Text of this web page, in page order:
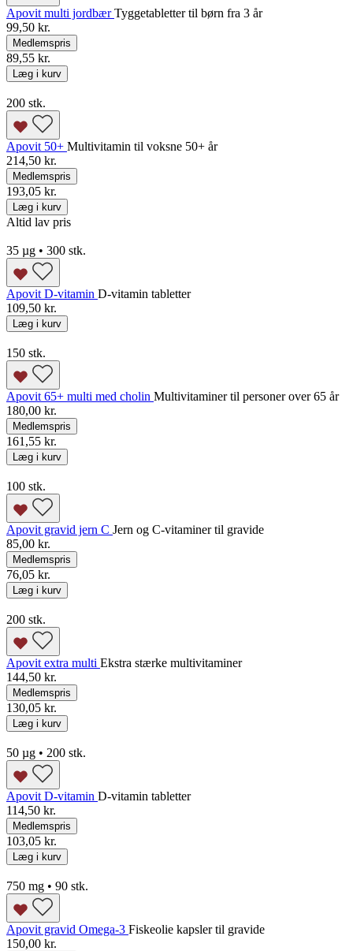
Apovit multi jordbærTyggetabletter til børn fra 3 år
99,50 kr.
Medlemspris
89,55 kr.
Læg i kurv
200 stk.
Apovit 50+ Multivitamin til voksne 50+ år
214,50 kr.
Medlemspris
193,05 kr.
Læg i kurv
Altid lav pris
35 µg • 300 stk.
Apovit D-vitamin D-vitamin tabletter
109,50 kr.
Læg i kurv
150 stk.
Apovit 65+ multi med cholin Multivitaminer til personer over 65 år
180,00 kr.
Medlemspris
161,55 kr.
Læg i kurv
100 stk.
Apovit gravid jern C Jern og C-vitaminer til gravide
85,00 kr.
Medlemspris
76,05 kr.
Læg i kurv
200 stk.
Apovit extra multi Ekstra stærke multivitaminer
144,50 kr.
Medlemspris
130,05 kr.
Læg i kurv
50 µg • 200 stk.
Apovit D-vitamin D-vitamin tabletter
114,50 kr.
Medlemspris
103,05 kr.
Læg i kurv
750 mg • 90 stk.
Apovit gravid Omega-3 Fiskeolie kapsler til gravide
150,00 kr.